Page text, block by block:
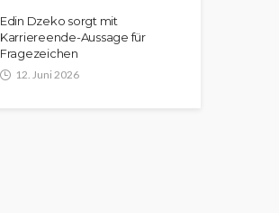
Edin Dzeko sorgt mit
Karriereende-Aussage für
Fragezeichen
12. Juni 2026